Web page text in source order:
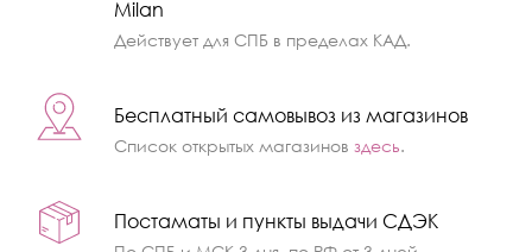
Milan
Действует для СПБ в пределах КАД.
Бесплатный самовывоз из магазинов
Список открытых магазиновздесь.
Постаматы и пункты выдачи СДЭК